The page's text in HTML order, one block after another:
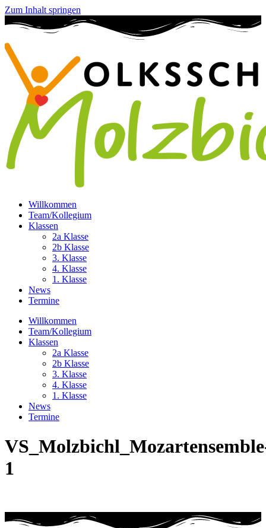
Zum Inhalt springen
Willkommen
Team/Kollegium
Klassen
2a Klasse
2b Klasse
3. Klasse
4. Klasse
1. Klasse
News
Termine
Willkommen
Team/Kollegium
Klassen
2a Klasse
2b Klasse
3. Klasse
4. Klasse
1. Klasse
News
Termine
1